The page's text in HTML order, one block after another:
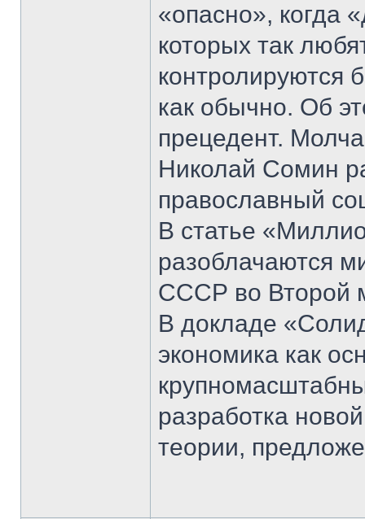
«опасно», когда
которых так
контролируются
как обычно. Об
прецедент.
Николай Сомин
православный
В статье
разоблачаются
СССР во Второй
В докладе
экономика как
разработка
теории,